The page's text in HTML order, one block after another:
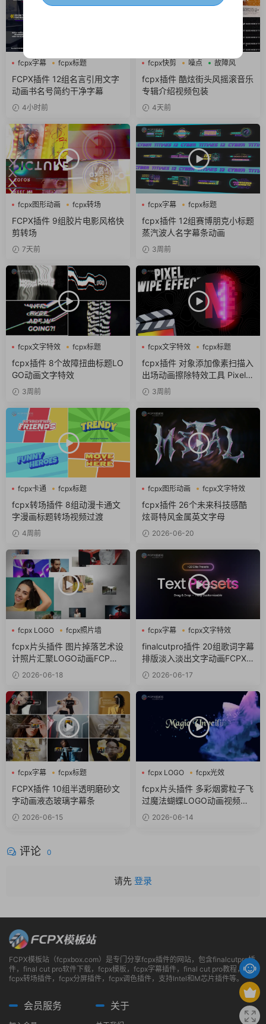
fcpx字幕
fcpx标题
商务风
FCPX插件 12组名言引用文字
动画书名号简约干净字幕
4小时前
fcpx快剪 噪点 故障风
fcpx插件 酷炫街头风摇滚音乐
专辑介绍视频包装
4天前
fcpx图形动画
fcpx转场
噪点
FCPX插件 9组胶片电影风格快
剪转场
7天前
fcpx字幕
fcpx标题
fcpx片头
fcpx插件 12组赛博朋克小标题
蒸汽波人名字幕条动画
3周前
fcpx文字特效
fcpx标题
故障风
fcpx插件 8个故障扭曲标题LO
GO动画文字特效
3周前
fcpx文字特效
fcpx标题
像素
fcpx插件 对象添加像素扫描入
出场动画擦除特效工具 Pixel S
can3周前
fcpx卡通
fcpx标题
fcpx转场
fcpx转场插件 8组动漫卡通文
字漫画标题转场视频过渡
4周前
fcpx图形动画
fcpx文字特效
fcpx标题
fcpx插件 26个未来科技感酷
炫哥特风金属英文字母
2026-06-20
fcpx LOGO
fcpx照片墙
fcpx片头
fcpx片头插件 图片掉落艺术设
计照片汇聚LOGO动画FCP插
件 2026-06-18
fcpx字幕
fcpx文字特效
fcpx标题
finalcutpro插件 20组歌词字幕
排版淡入淡出文字动画FCPX
插件2026-06-17
fcpx字幕
fcpx标题
商务风
FCPX插件 10组半透明磨砂文
字动画液态玻璃字幕条
2026-06-15
fcpx LOGO
fcpx光效
fcpx标题
fcpx片头插件 多彩烟雾粒子飞
过魔法蝴蝶LOGO动画视频开
场 2026-06-14
评论 0
请先 登录
FCPX模板站（fcpxbox.com）是专门分享fcpx插件的网站，包含finalcutpro插
件，final cut pro软件下载，fcpx模板，fcpx字幕插件，final cut pro教程，
fcpx转场插件，fcpx分屏插件，fcpx调色插件，支持Intel和M芯片插件等。
会员服务 关于